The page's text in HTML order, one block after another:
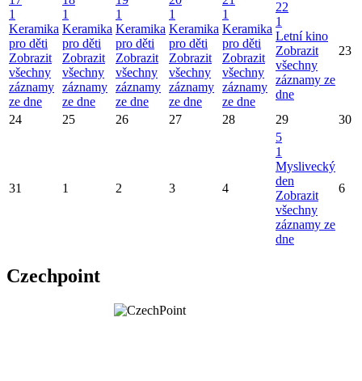
1
Keramika
pro děti
Zobrazit
všechny
záznamy
ze dne
1
Keramika
pro děti
Zobrazit
všechny
záznamy
ze dne
1
Keramika
pro děti
Zobrazit
všechny
záznamy
ze dne
1
Keramika
pro děti
Zobrazit
všechny
záznamy
ze dne
1
Keramika
pro děti
Zobrazit
všechny
záznamy
ze dne
22
1
Letní kino
Zobrazit
všechny
záznamy ze
dne
23
24 25 26 27 28 29 30
31 1 2 3 4
5
1
Myslivecký
den
Zobrazit
všechny
záznamy ze
dne
6
Czechpoint